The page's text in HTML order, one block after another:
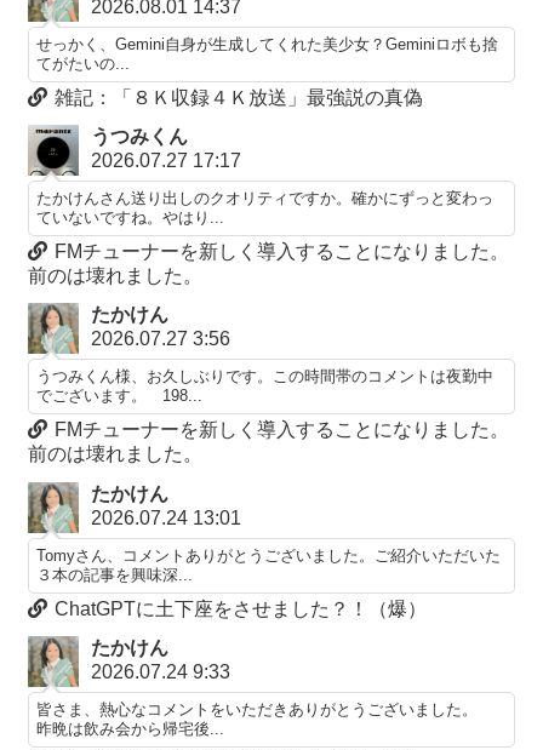
2026.08.01 14:37
せっかく、Gemini自身が生成してくれた美少女？Geminiロボも捨
てがたいの...
雑記：「８Ｋ収録４Ｋ放送」最強説の真偽
うつみくん
2026.07.27 17:17
たかけんさん送り出しのクオリティですか。確かにずっと変わっ
ていないですね。やはり...
FMチューナーを新しく導入することになりました。
前のは壊れました。
たかけん
2026.07.27 3:56
うつみくん様、お久しぶりです。この時間帯のコメントは夜勤中
でございます。 198...
FMチューナーを新しく導入することになりました。
前のは壊れました。
たかけん
2026.07.24 13:01
Tomyさん、コメントありがとうございました。ご紹介いただいた
３本の記事を興味深...
ChatGPTに土下座をさせました？！（爆）
たかけん
2026.07.24 9:33
皆さま、熱心なコメントをいただきありがとうございました。
昨晩は飲み会から帰宅後...